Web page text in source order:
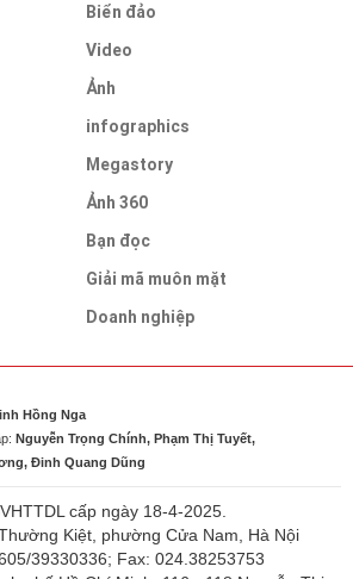
Biển đảo
Video
Ảnh
infographics
Megastory
Ảnh 360
Bạn đọc
Giải mã muôn mặt
Doanh nghiệp
Hồng Nga
Nguyễn Trọng Chính, Phạm Thị Tuyết,
Đinh Quang Dũng
cấp ngày 18-4-2025.
Kiệt, phường Cửa Nam, Hà Nội
39330336; Fax: 024.38253753